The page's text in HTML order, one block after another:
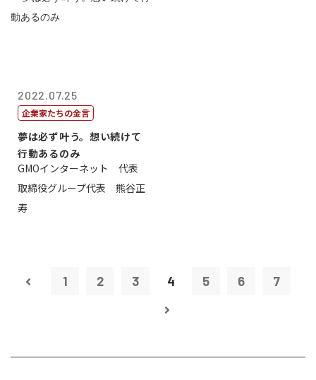
2022.07.25
企業家たちの金言
夢は必ず叶う。想い続けて
行動あるのみ
GMOインターネット 代表
取締役グループ代表 熊谷正
寿
1 2 3 4 5 6 7